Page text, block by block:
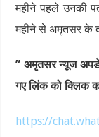
महीने पहले उनकी
महीने से अमृतसर के
” अमृतसर न्यूज
गए लिंक को क्लिक
https://